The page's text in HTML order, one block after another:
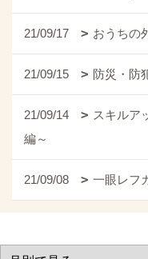
21/09/17 おうちの
21/09/15 防災・防
21/09/14
スキルア
編～
21/09/08 一眼レフ